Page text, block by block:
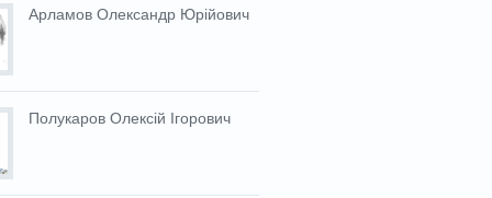
Арламов Олександр Юрійович
Полукаров Олексій Ігорович